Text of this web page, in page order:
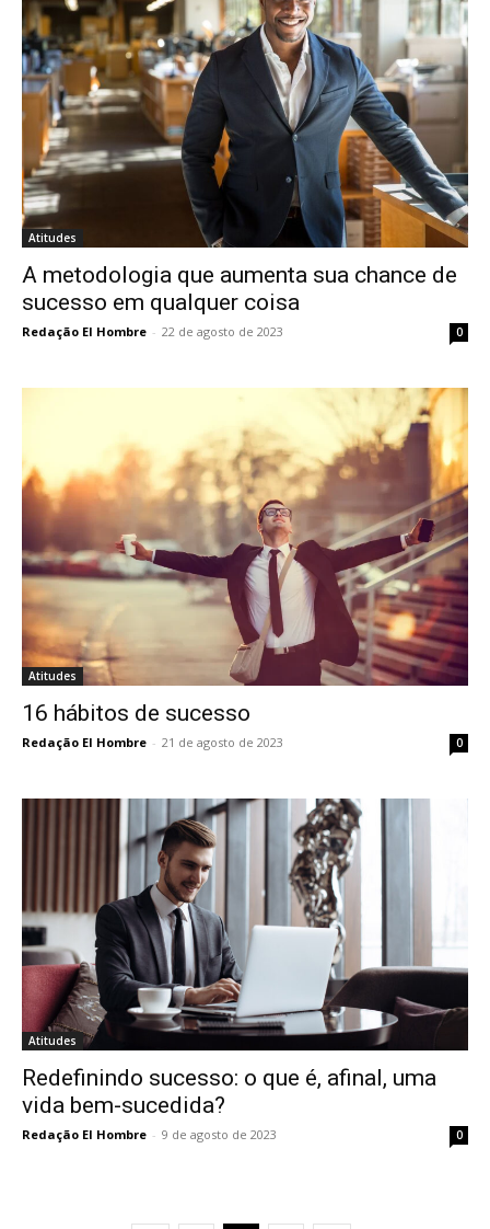
Atitudes
A metodologia que aumenta sua chance de
sucesso em qualquer coisa
Redação El Hombre - 22 de agosto de 2023 0
Atitudes
16 hábitos de sucesso
Redação El Hombre - 21 de agosto de 2023 0
Atitudes
Redefinindo sucesso: o que é, afinal, uma
vida bem-sucedida?
Redação El Hombre - 9 de agosto de 2023 0